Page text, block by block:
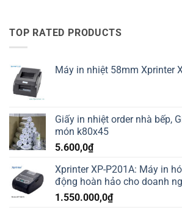
TOP RATED PRODUCTS
Máy in nhiệt 58mm Xprinter
Giấy in nhiệt order nhà bếp,
món k80x45
5.600,0₫
Xprinter XP-P201A: Máy in
động hoàn hảo cho doanh
1.550.000,0₫